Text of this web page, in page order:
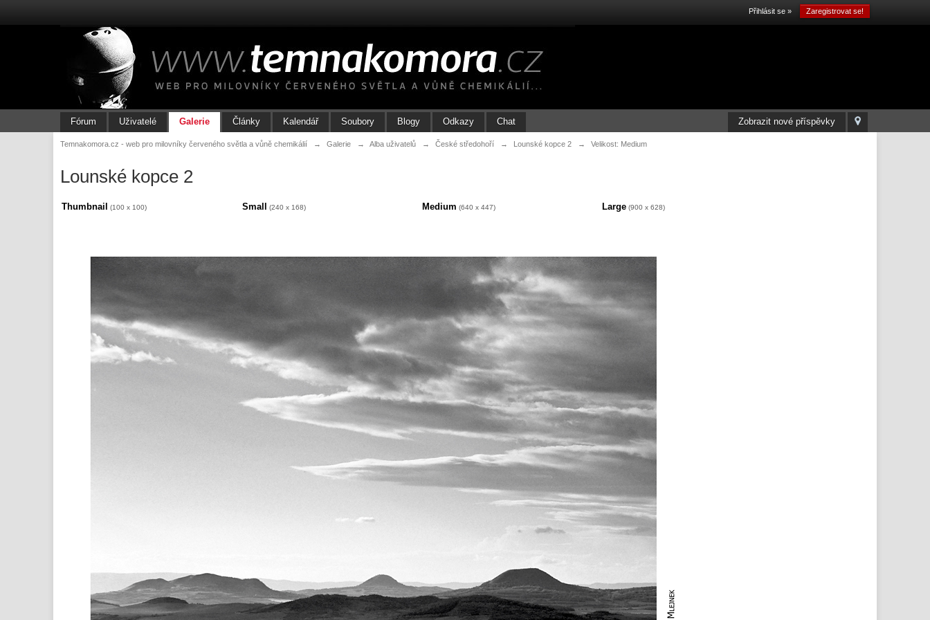
Přihlásit se » Zaregistrovat se!
Zobrazit nové příspěvky
Fórum Uživatelé Galerie Články Kalendář Soubory Blogy Odkazy Chat
Temnakomora.cz - web pro milovníky červeného světla a vůně chemikálií → Galerie → Alba uživatelů → České středohoří → Lounské kopce 2 → Velikost: Medium
Lounské kopce 2
Thumbnail (100 x 100) Small (240 x 168) Medium (640 x 447) Large (900 x 628)